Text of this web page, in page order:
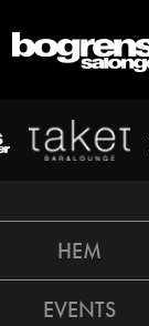
HEM
EVENTS